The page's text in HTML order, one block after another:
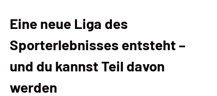
Eine neue Liga des
Sporterlebnisses entsteht –
und du kannst Teil davon
werden